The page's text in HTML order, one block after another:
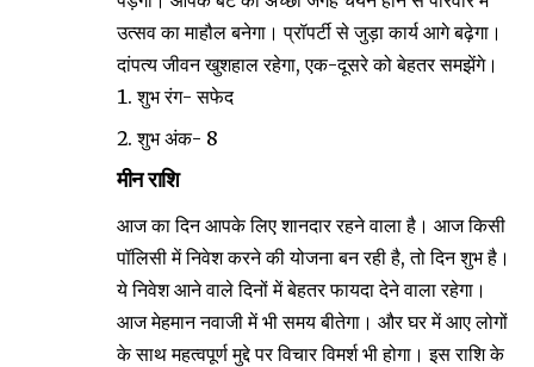
उत्सव का माहौल बनेगा। प्रॉपर्टी से जुड़ा कार्य आगे बढ़ेगा।
दांपत्य जीवन खुशहाल रहेगा, एक-दूसरे को बेहतर समझेंगे।
शुभ रंग- सफेद
शुभ अंक- 8
मीन राशि
आज का दिन आपके लिए शानदार रहने वाला है। आज किसी
पॉलिसी में निवेश करने की योजना बन रही है, तो दिन शुभ है।
ये निवेश आने वाले दिनों में बेहतर फायदा देने वाला रहेगा।
आज मेहमान नवाजी में भी समय बीतेगा। और घर में आए लोगों
के साथ महत्वपूर्ण मुद्दे पर विचार विमर्श भी होगा। इस राशि के